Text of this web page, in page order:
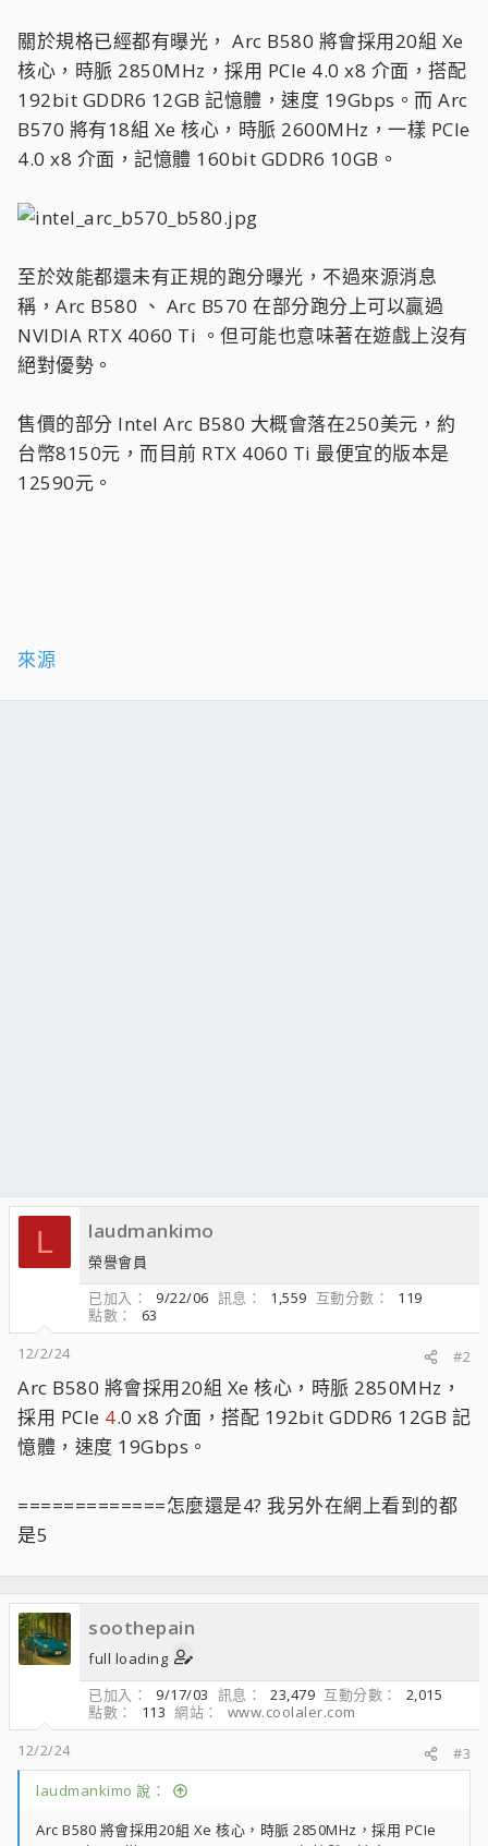
關於規格已經都有曝光， Arc B580 將會採用20組 Xe
核心，時脈 2850MHz，採用 PCIe 4.0 x8 介面，搭配
192bit GDDR6 12GB 記憶體，速度 19Gbps。而 Arc
B570 將有18組 Xe 核心，時脈 2600MHz，一樣 PCIe
4.0 x8 介面，記憶體 160bit GDDR6 10GB。
至於效能都還未有正規的跑分曝光，不過來源消息
稱，Arc B580 、 Arc B570 在部分跑分上可以贏過
NVIDIA RTX 4060 Ti 。但可能也意味著在遊戲上沒有
絕對優勢。
售價的部分 Intel Arc B580 大概會落在250美元，約
台幣8150元，而目前 RTX 4060 Ti 最便宜的版本是
12590元。
來源
L laudmankimo
榮譽會員
已加入
9/22/06 訊息 1,559 互動分數
119
點數
63
12/2/24
#2
Arc B580 將會採用20組 Xe 核心，時脈 2850MHz，
採用 PCIe 4.0 x8 介面，搭配 192bit GDDR6 12GB 記
憶體，速度 19Gbps。
=============怎麼還是4? 我另外在網上看到的都
是5
soothepain
full loading
已加入
9/17/03 訊息 23,479 互動分數
2,015
點數
113 網站
www.coolaler.com
12/2/24
#3
laudmankimo 說：
Arc B580 將會採用20組 Xe 核心，時脈 2850MHz，採用 PCIe